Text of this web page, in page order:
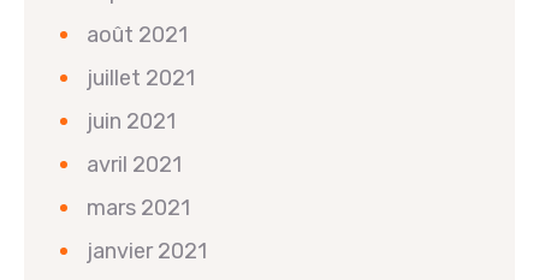
août 2021
juillet 2021
juin 2021
avril 2021
mars 2021
janvier 2021